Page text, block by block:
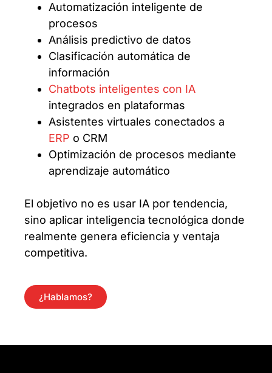
Automatización inteligente de
procesos
Análisis predictivo de datos
Clasificación automática de
información
Chatbots inteligentes con IA
integrados en plataformas
Asistentes virtuales conectados a
ERP o CRM
Optimización de procesos mediante
aprendizaje automático
El objetivo no es usar IA por tendencia,
sino aplicar inteligencia tecnológica donde
realmente genera eficiencia y ventaja
competitiva.
¿Hablamos?